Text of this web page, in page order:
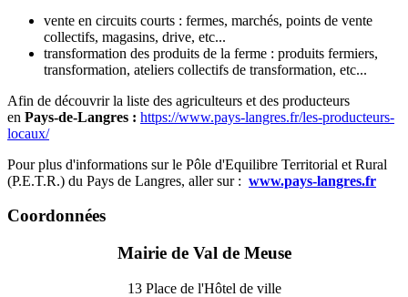
vente en circuits courts : fermes, marchés, points de vente
collectifs, magasins, drive, etc...
transformation des produits de la ferme : produits fermiers,
transformation, ateliers collectifs de transformation, etc...
Afin de découvrir la liste des agriculteurs et des producteurs
en Pays-de-Langres : https://www.pays-langres.fr/les-producteurs-
locaux/
Pour plus d'informations sur le Pôle d'Equilibre Territorial et Rural
(P.E.T.R.) du Pays de Langres, aller sur : www.pays-langres.fr
Coordonnées
Mairie de Val de Meuse
13 Place de l'Hôtel de ville